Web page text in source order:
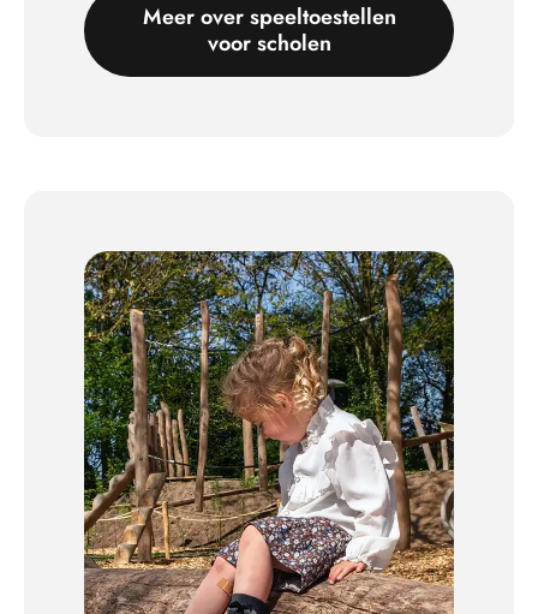
Meer over speeltoestellen
voor scholen